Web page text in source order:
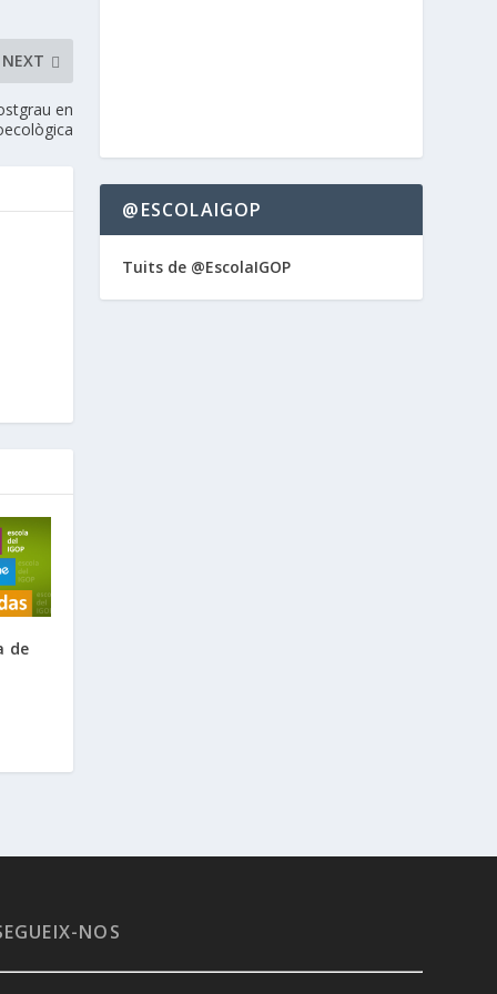
NEXT
en
de
@ESCOLAIGOP
Tuits de @EscolaIGOP
NOS